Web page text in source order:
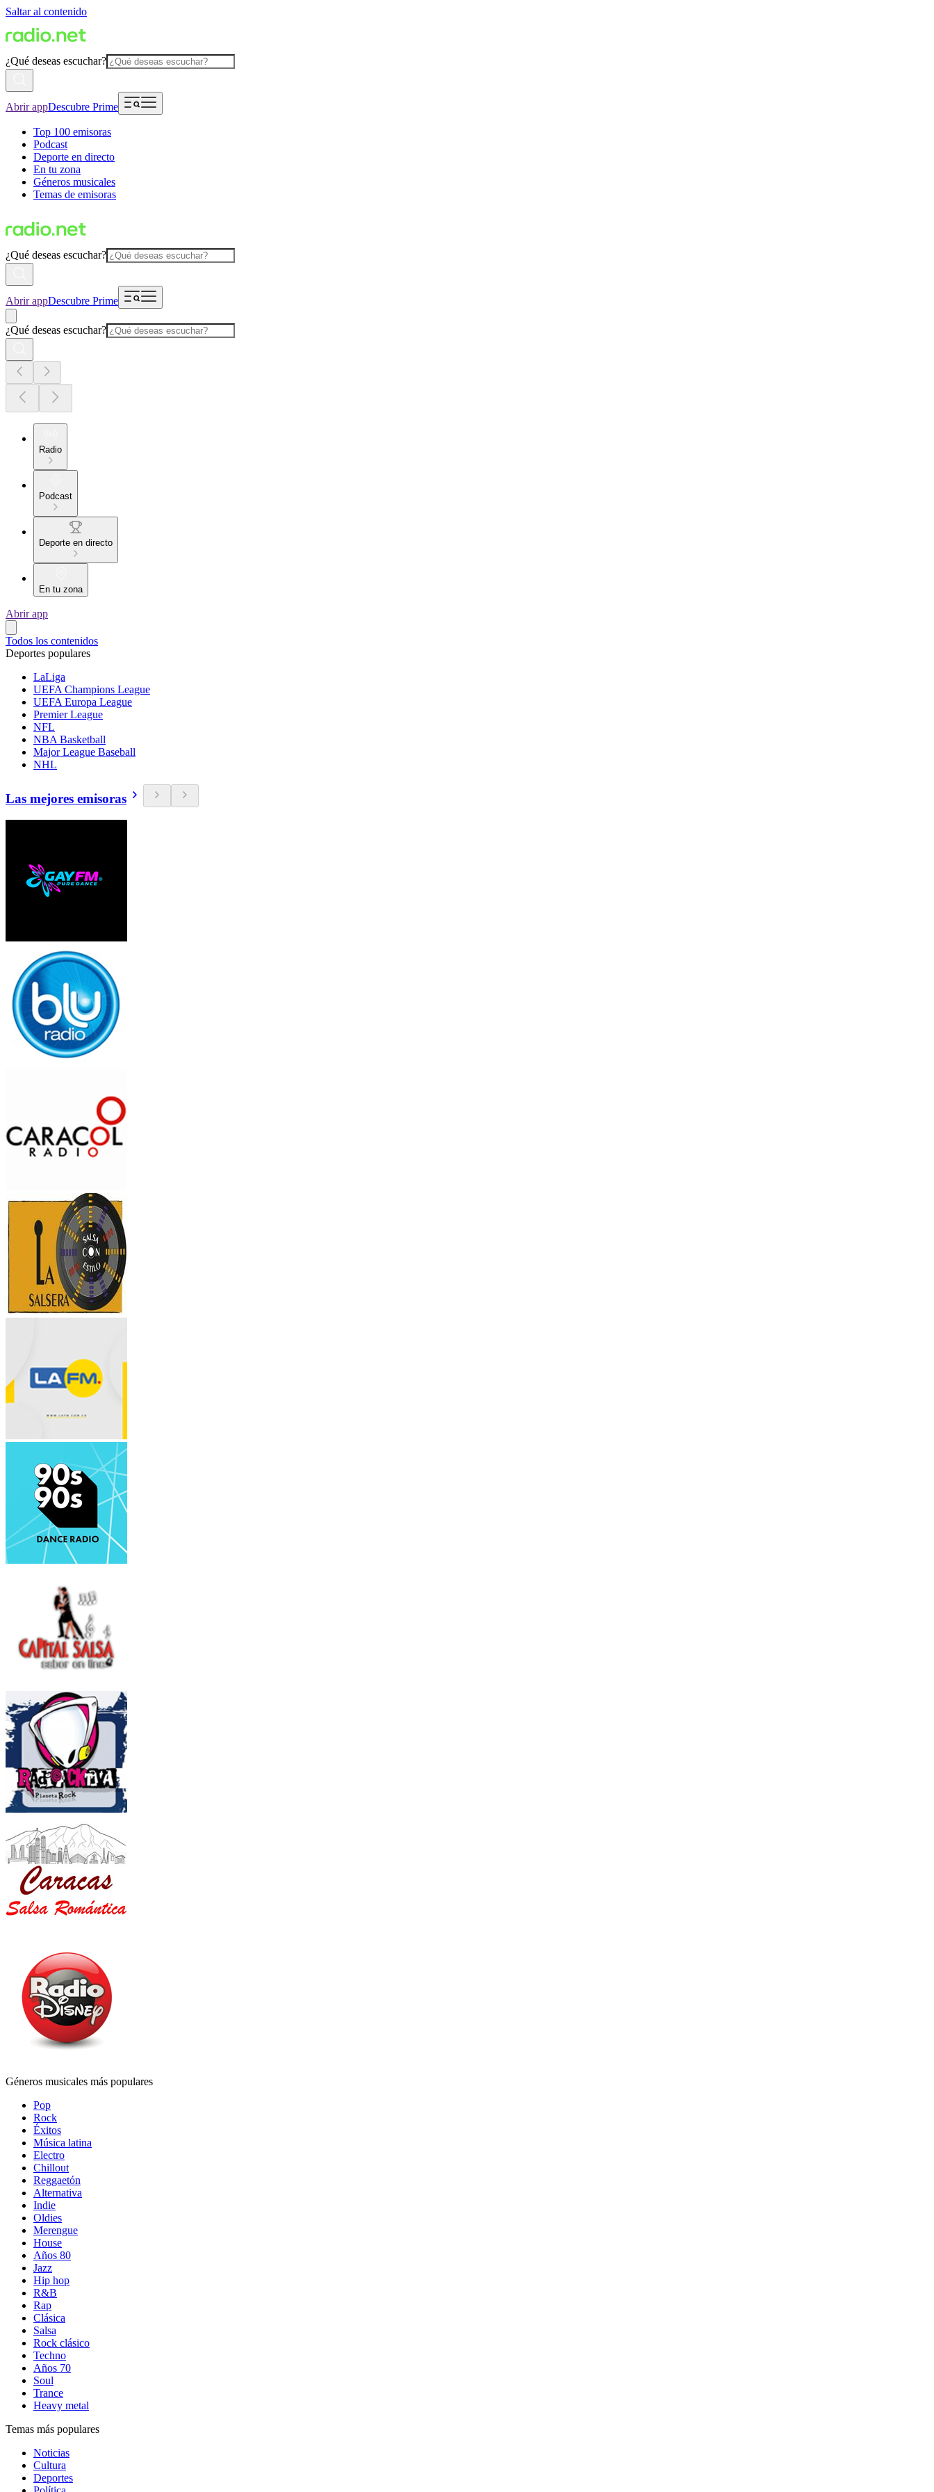
Saltar al contenido
¿Qué deseas escuchar?
Abrir appDescubre Prime
Top 100 emisoras
Podcast
Deporte en directo
En tu zona
Géneros musicales
Temas de emisoras
¿Qué deseas escuchar?
Abrir appDescubre Prime
¿Qué deseas escuchar?
Radio
Podcast
Deporte en directo
En tu zona
Abrir app
Todos los contenidos
Deportes populares
LaLiga
UEFA Champions League
UEFA Europa League
Premier League
NFL
NBA Basketball
Major League Baseball
NHL
Las mejores emisoras
Géneros musicales más populares
Pop
Rock
Éxitos
Música latina
Electro
Chillout
Reggaetón
Alternativa
Indie
Oldies
Merengue
House
Años 80
Jazz
Hip hop
R&B
Rap
Clásica
Salsa
Rock clásico
Techno
Años 70
Soul
Trance
Heavy metal
Temas más populares
Noticias
Cultura
Deportes